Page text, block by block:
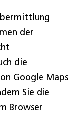
der
die
Google Maps
Sie die
Browser